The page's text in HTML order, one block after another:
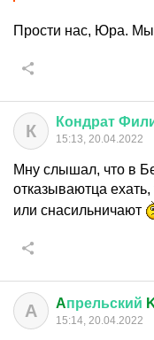
Прости нас, Юра. Мы
К Кондрат
15:13, 20.04.2022
Мну слышал, что в
отказываютца
или снасильничают
A Aпрельский
15:14, 20.04.2022